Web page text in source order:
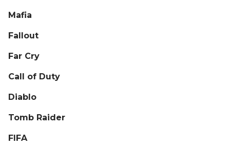
Mafia
Fallout
Far Cry
Call of Duty
Diablo
Tomb Raider
FIFA